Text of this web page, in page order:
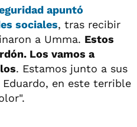
apuntó
sociales, tras recibir
a Umma. Estos
Los vamos a
. Estamos junto a sus
Eduardo, en este terrible